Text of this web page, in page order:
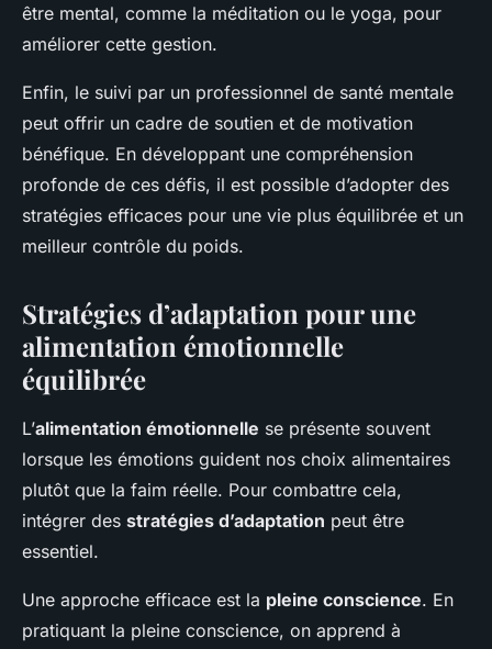
être mental, comme la méditation ou le yoga, pour
améliorer cette gestion.
Enfin, le suivi par un professionnel de santé mentale
peut offrir un cadre de soutien et de motivation
bénéfique. En développant une compréhension
profonde de ces défis, il est possible d’adopter des
stratégies efficaces pour une vie plus équilibrée et un
meilleur contrôle du poids.
Stratégies d’adaptation pour une
alimentation émotionnelle
équilibrée
L’alimentation émotionnelle se présente souvent
lorsque les émotions guident nos choix alimentaires
plutôt que la faim réelle. Pour combattre cela,
intégrer des stratégies d’adaptation peut être
essentiel.
Une approche efficace est la pleine conscience. En
pratiquant la pleine conscience, on apprend à